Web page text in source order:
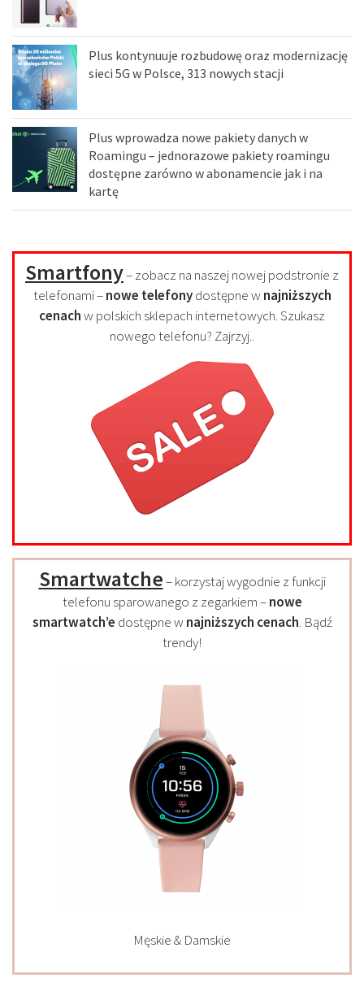
Plus kontynuuje rozbudowę oraz modernizację
sieci 5G w Polsce, 313 nowych stacji
Plus wprowadza nowe pakiety danych w
Roamingu – jednorazowe pakiety roamingu
dostępne zarówno w abonamencie jak i na
kartę
Smartfony– zobacz na naszej nowej podstronie z
telefonami –nowe telefonydostępne w najniższych
cenachw polskich sklepach internetowych. Szukasz
nowego telefonu? Zajrzyj..
Smartwatche– korzystaj wygodnie z funkcji
telefonu sparowanego z zegarkiem –nowe
smartwatch’e dostępne w najniższych cenach. Bądź
trendy!
Męskie & Damskie